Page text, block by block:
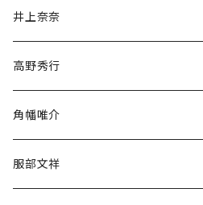
文学・小説・物語
随筆・ノンフィクション・その他
井上奈奈
高野秀行
角幡唯介
服部文祥